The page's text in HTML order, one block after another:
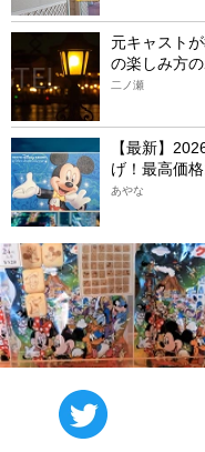
元キャスト
の楽しみ方
二ノ瀬
【最新】
げ！最高価
あやな